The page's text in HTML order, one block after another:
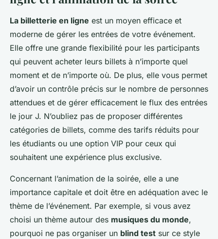
La billetterie en ligne est un moyen efficace et
moderne de gérer les entrées de votre événement.
Elle offre une grande flexibilité pour les participants
qui peuvent acheter leurs billets à n’importe quel
moment et de n’importe où. De plus, elle vous permet
d’avoir un contrôle précis sur le nombre de personnes
attendues et de gérer efficacement le flux des entrées
le jour J. N’oubliez pas de proposer différentes
catégories de billets, comme des tarifs réduits pour
les étudiants ou une option VIP pour ceux qui
souhaitent une expérience plus exclusive.
Concernant l’animation de la soirée, elle a une
importance capitale et doit être en adéquation avec le
thème de l’événement. Par exemple, si vous avez
choisi un thème autour des musiques du monde,
pourquoi ne pas organiser un blind test sur ce style